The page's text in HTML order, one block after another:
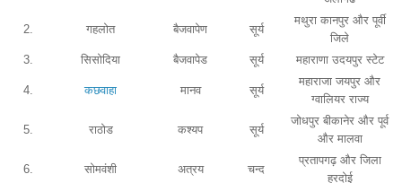
2. गहलोत बैजवापेण सूर्य
मथुरा कानपुर और पूर्वी
जिले
3.
सिसोदिया बैजवापेड सूर्य महाराणा उदयपुर स्टेट
4. कछवाहा मानव सूर्य
महाराजा जयपुर और
ग्वालियर राज्य
5. राठोड कश्यप सूर्य
जोधपुर बीकानेर और पूर्व
और मालवा
6. सोमवंशी अत्रय चन्द
प्रतापगढ़ और जिला
हरदोई